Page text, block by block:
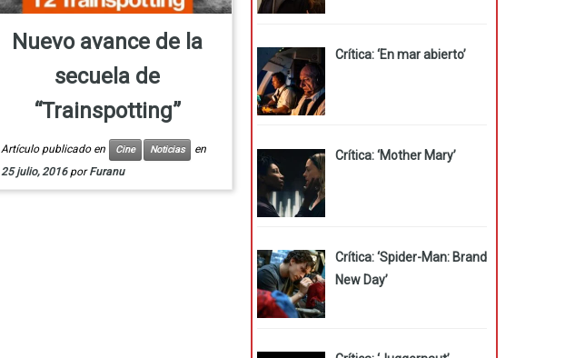
Nuevo avance de la
secuela de
“Trainspotting”
Artículo publicado en Cine Noticias
en
25 julio, 2016 porFuranu
Crítica: ‘En mar abierto’
Crítica: ‘Mother Mary’
Crítica: ‘Spider-Man: Brand
New Day’